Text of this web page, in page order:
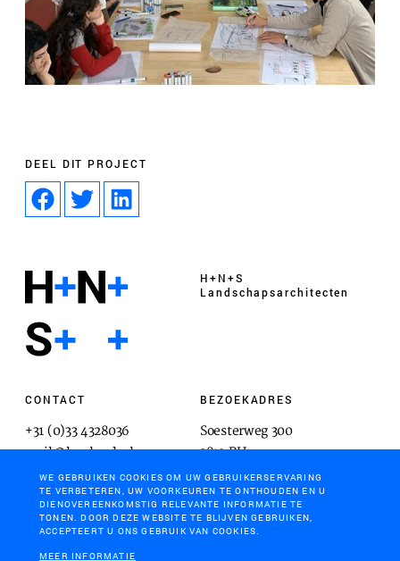
DEEL DIT PROJECT
H+N+S
Landschaps­architecten
CONTACT
+31 (0)33 4328036
mail@hnsland.nl
BEZOEKADRES
Soesterweg 300
3812 BH
Amersfoort
POSTADRES
WE GEBRUIKEN COOKIES OM UW GEBRUIKERSERVARING
TE VERBETEREN, UW VOORKEUREN TE ONTHOUDEN EN U
DIENOVEREENKOMSTIG RELEVANTE INFORMATIE TE
TONEN. DOOR DEZE WEBSITE TE BLIJVEN GEBRUIKEN,
ACCEPTEERT U ONS GEBRUIK VAN COOKIES.
MEER INFORMATIE